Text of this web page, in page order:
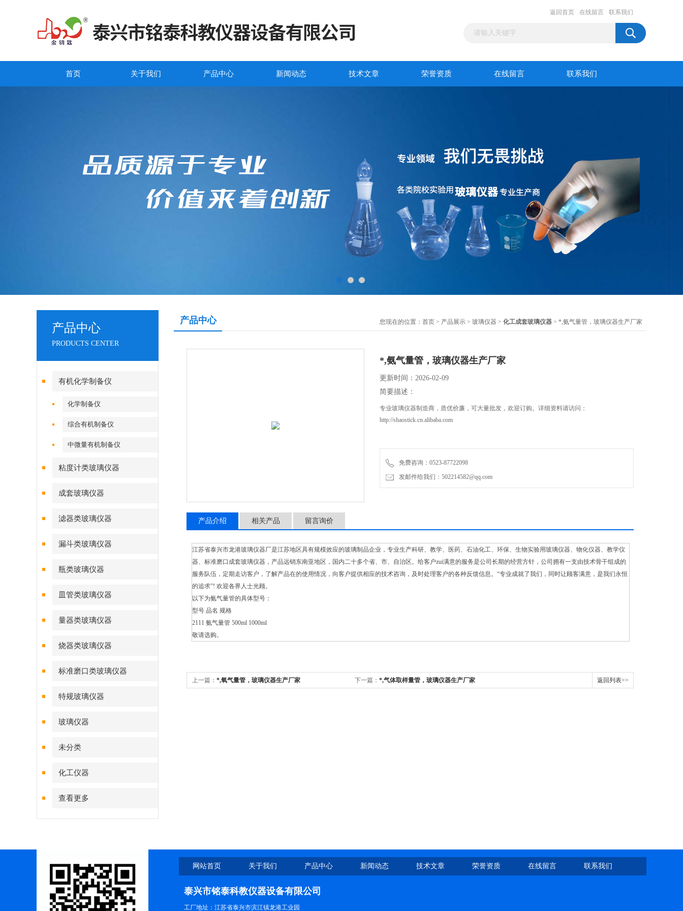
返回首页 在线留言 联系我们
首页 关于我们 产品中心 新闻动态 技术文章 荣誉资质 在线留言 联系我们
产品中心
PRODUCTS CENTER
有机化学制备仪
化学制备仪
综合有机制备仪
中微量有机制备仪
粘度计类玻璃仪器
成套玻璃仪器
滤器类玻璃仪器
漏斗类玻璃仪器
瓶类玻璃仪器
皿管类玻璃仪器
量器类玻璃仪器
烧器类玻璃仪器
标准磨口类玻璃仪器
特规玻璃仪器
玻璃仪器
未分类
化工仪器
查看更多
产品中心 您现在的位置： 首页 > 产品展示 > 玻璃仪器 > 化工成套玻璃仪器 > *,氨气量管，玻璃仪器生产厂家
*,氨气量管，玻璃仪器生产厂家
更新时间：2026-02-09
简要描述：
专业玻璃仪器制造商，质优价廉，可大量批发，欢迎订购。详细资料请访问：
http://shaostick.cn.alibaba.com
免费咨询：0523-87722098
发邮件给我们：502214582@qq.com
产品介绍 相关产品 留言询价
江苏省泰兴市龙港玻璃仪器厂是江苏地区具有规模效应的玻璃制品企业，专业生产科研、教学、医药、石油化工、环保、生物实验用玻璃仪器、物化仪器、教学仪
器、标准磨口成套玻璃仪器，产品远销东南亚地区，国内二十多个省、市、自治区。给客户zui满意的服务是公司长期的经营方针，公司拥有一支由技术骨干组成的
服务队伍，定期走访客户，了解产品在的使用情况，向客户提供相应的技术咨询，及时处理客户的各种反馈信息。“专业成就了我们，同时让顾客满意，是我们永恒
的追求”! 欢迎各界人士光顾。
以下为氨气量管的具体型号：
型号 品名 规格
2111 氨气量管 500ml 1000ml
敬请选购。
上一篇： *,氧气量管，玻璃仪器生产厂家 下一篇： *,气体取样量管，玻璃仪器生产厂家 返回列表>>
网站首页 关于我们 产品中心 新闻动态 技术文章 荣誉资质 在线留言 联系我们
泰兴市铭泰科教仪器设备有限公司
工厂地址：江苏省泰兴市滨江镇龙港工业园